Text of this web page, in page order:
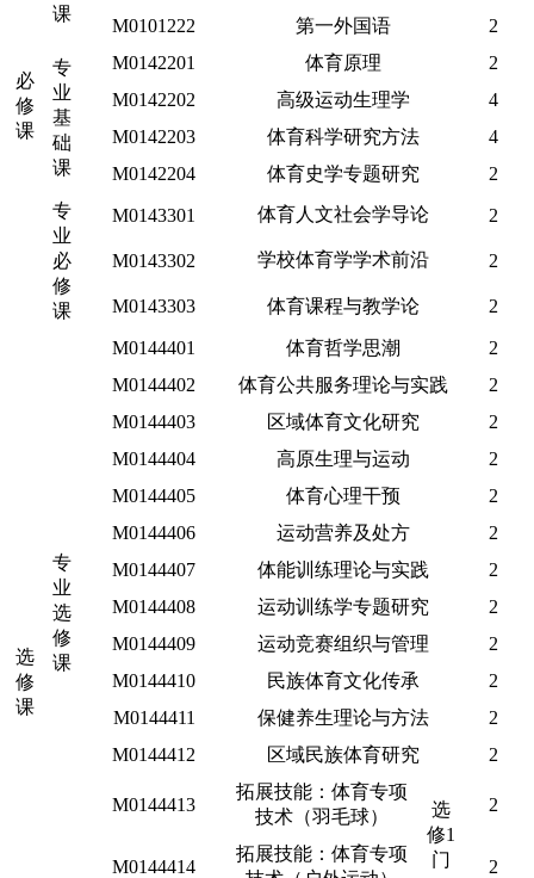
必
修
课
课
M0101222 第一外国语 2
专
业
基
础
课
M0142201 体育原理
2
M0142202
高级运动生理学
4
M0142203
体育科学研究方法
4
M0142204
体育史学专题研究
2
专
业
必
修
课
M0143301 体育人文社会学导论 2
M0143302 学校体育学学术前沿 2
M0143303 体育课程与教学论 2
选
修
课
专
业
选
修
课
M0144401 体育哲学思潮
2
M0144402
体育公共服务理论与实践
2
M0144403
区域体育文化研究
2
M0144404
高原生理与运动
2
M0144405
体育心理干预
2
M0144406
运动营养及处方
2
M0144407
体能训练理论与实践
2
M0144408
运动训练学专题研究
2
M0144409
运动竞赛组织与管理
2
M0144410
民族体育文化传承
2
M0144411
保健养生理论与方法
2
M0144412
区域民族体育研究 2
M0144413
拓展技能：体育专项
技术（羽毛球）
选
修1
门
2
M0144414
拓展技能：体育专项
2